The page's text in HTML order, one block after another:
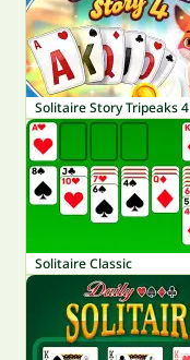
Solitaire Story Tripeaks 4
Solitaire Classic